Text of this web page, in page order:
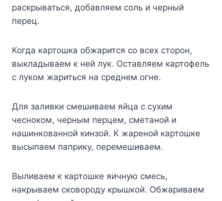
раскрываться, добавляем соль и черный
перец.
Когда картошка обжарится со всех сторон,
выкладываем к ней лук. Оставляем картофель
с луком жариться на среднем огне.
Для заливки смешиваем яйца с сухим
чесноком, черным перцем, сметаной и
нашинкованной кинзой. К жареной картошке
высыпаем паприку, перемешиваем.
Выливаем к картошке яичную смесь,
накрываем сковороду крышкой. Обжариваем